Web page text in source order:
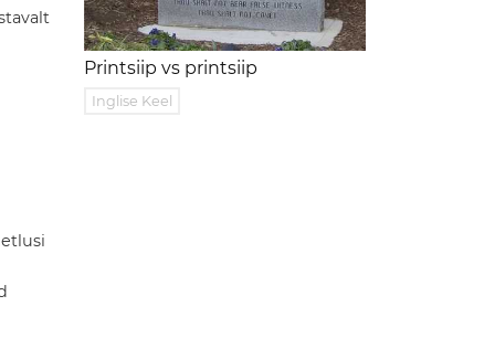
Printsiip vs printsiip
Inglise Keel